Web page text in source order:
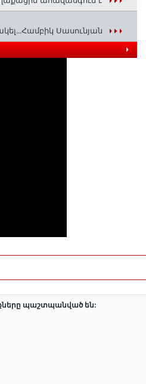
Սասունյան
պաշտպանված են: